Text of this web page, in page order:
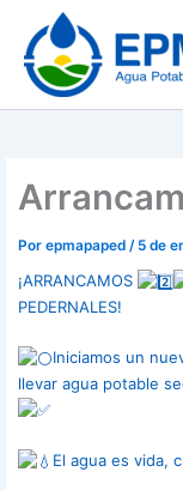
contenido
Porepmapaped/ 5 de
¡ARRANCAMOS
PEDERNALES!
Iniciamos un
llevar agua potable
El agua es vida,